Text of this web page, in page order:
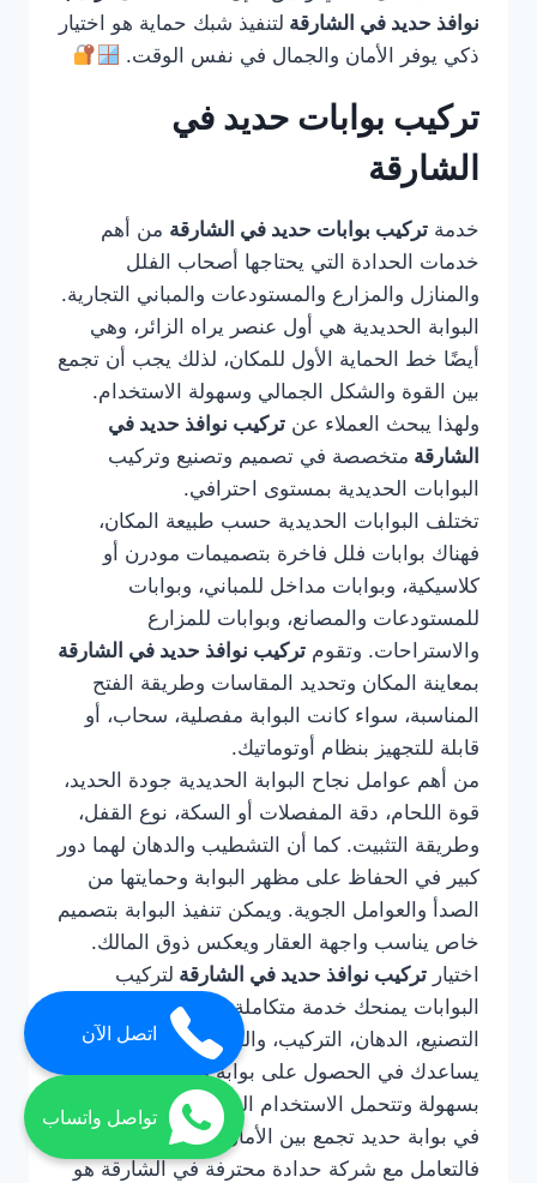
نوافذ حديد في الشارقة لتنفيذ شبك حماية هو اختيار
ذكي يوفر الأمان والجمال في نفس الوقت.
تركيب بوابات حديد في
الشارقة
خدمة تركيب بوابات حديد في الشارقة من أهم
خدمات الحدادة التي يحتاجها أصحاب الفلل
والمنازل والمزارع والمستودعات والمباني التجارية.
البوابة الحديدية هي أول عنصر يراه الزائر، وهي
أيضًا خط الحماية الأول للمكان، لذلك يجب أن تجمع
بين القوة والشكل الجمالي وسهولة الاستخدام.
ولهذا يبحث العملاء عن تركيب نوافذ حديد في
الشارقة متخصصة في تصميم وتصنيع وتركيب
البوابات الحديدية بمستوى احترافي.
تختلف البوابات الحديدية حسب طبيعة المكان،
فهناك بوابات فلل فاخرة بتصميمات مودرن أو
كلاسيكية، وبوابات مداخل للمباني، وبوابات
للمستودعات والمصانع، وبوابات للمزارع
والاستراحات. وتقوم تركيب نوافذ حديد في الشارقة
بمعاينة المكان وتحديد المقاسات وطريقة الفتح
المناسبة، سواء كانت البوابة مفصلية، سحاب، أو
قابلة للتجهيز بنظام أوتوماتيك.
من أهم عوامل نجاح البوابة الحديدية جودة الحديد،
قوة اللحام، دقة المفصلات أو السكة، نوع القفل،
وطريقة التثبيت. كما أن التشطيب والدهان لهما دور
كبير في الحفاظ على مظهر البوابة وحمايتها من
الصدأ والعوامل الجوية. ويمكن تنفيذ البوابة بتصميم
خاص يناسب واجهة العقار ويعكس ذوق المالك.
اختيار تركيب نوافذ حديد في الشارقة لتركيب
البوابات يمنحك خدمة متكاملة تشمل التصميم،
التصنيع، الدهان، التركيب، والصيانة عند الحاجة. كما
يساعدك في الحصول على بوابة قوية تعمل
بسهولة وتتحمل الاستخدام اليومي. إذا كنت ترغب
في بوابة حديد تجمع بين الأمان والفخامة والمتانة،
فالتعامل مع شركة حدادة محترفة في الشارقة هو
اتصل الآن
تواصل واتساب